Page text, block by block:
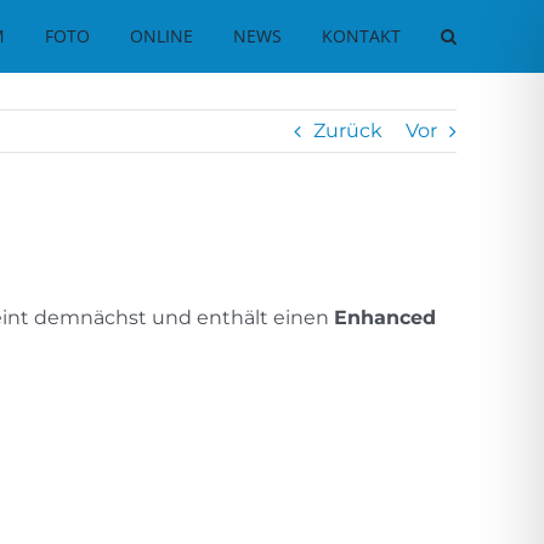
FOTO ONLINE NEWS KONTAKT
Zurück Vor
demnächst und enthält einen Enhanced